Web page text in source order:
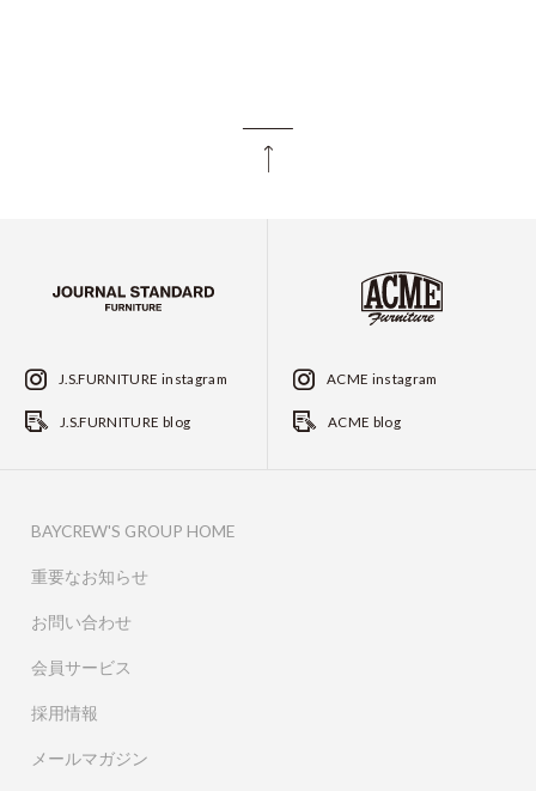
J.S.FURNITURE instagram
J.S.FURNITURE blog
ACME instagram
ACME blog
BAYCREW'S GROUP HOME
重要なお知らせ
お問い合わせ
会員サービス
採用情報
メールマガジン